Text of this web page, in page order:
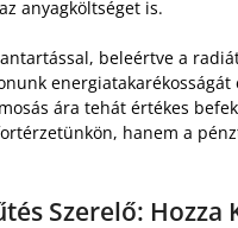
anyagköltséget is.
beleértve a
energiatakarékosságát
ára tehát értékes
hanem a
Szerelő: Hozza